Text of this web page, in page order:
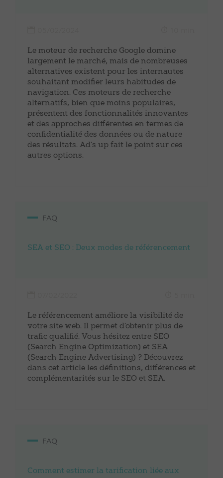
Le moteur de recherche Google domine
largement le marché, mais de nombreuses
alternatives existent pour les internautes
souhaitant modifier leurs habitudes de
navigation. Ces moteurs de recherche
alternatifs, bien que moins populaires,
présentent des fonctionnalités innovantes
et des approches différentes en termes de
confidentialité des données ou de nature
des résultats. Ad’s up fait le point sur ces
autres options.
FAQ
SEA et SEO : Deux modes de référencement
Le référencement améliore la visibilité de
votre site web. Il permet d’obtenir plus de
trafic qualifié. Vous hésitez entre SEO
(Search Engine Optimization) et SEA
(Search Engine Advertising) ? Découvrez
dans cet article les définitions, différences et
complémentarités sur le SEO et SEA.
FAQ
Comment estimer la tarification liée aux